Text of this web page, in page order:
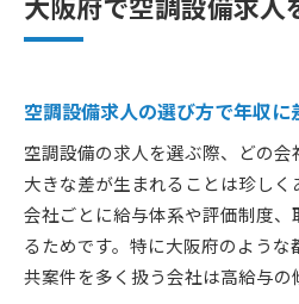
年収アップへ導く自動空調
自動空調技術者が知る
ト
空調設備求人を利用し
実績を活かして空調設
法
転職先の空調設備求人
空調設備求人の選び方で年収に
空調設備の求人を選ぶ際、どの
大きな差が生まれることは珍しく
会社ごとに給与体系や評価制度
るためです。特に大阪府のよう
共案件を多く扱う会社は高給与の